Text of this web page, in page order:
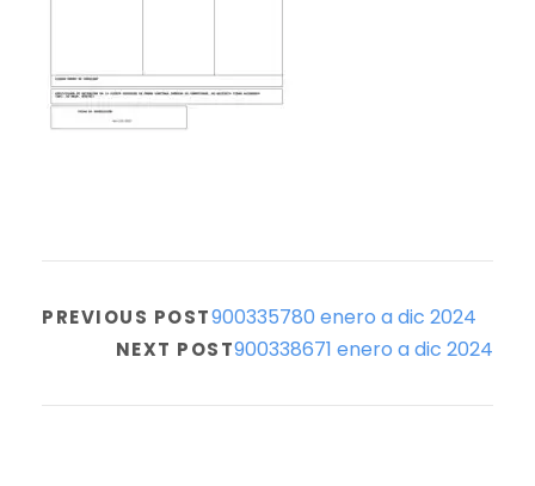
PREVIOUS POST900335780 enero a dic 2024
NEXT POST900338671 enero a dic 2024